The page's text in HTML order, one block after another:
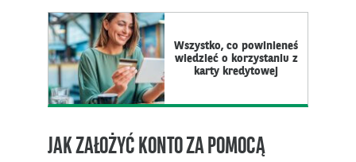
Wszystko, co powinieneś
wiedzieć o korzystaniu z
karty kredytowej
JAK ZAŁOŻYĆ KONTO ZA POMOCĄ